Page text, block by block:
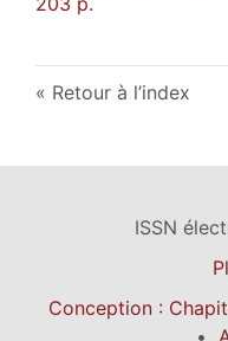
Retour à l’index
ISSN
Conception :